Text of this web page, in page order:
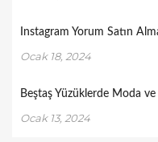
Instagram Yorum Satın
Ocak 18, 2024
Beştaş Yüzüklerde Moda
Ocak 13, 2024